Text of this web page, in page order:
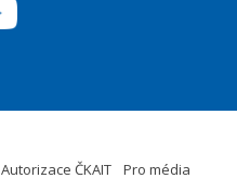
Autorizace ČKAIT
Pro média